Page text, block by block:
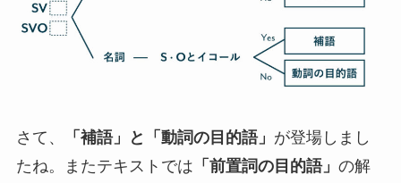
さて、 「補語」と「動詞の目的語」 が登場しまし
たね。またテキストでは 「前置詞の目的語」 の解